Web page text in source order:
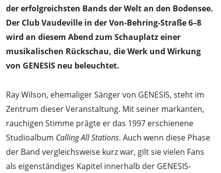
der erfolgreichsten Bands der Welt an den Bodensee.
Der Club Vaudeville in der Von-Behring-Straße 6–8
wird an diesem Abend zum Schauplatz einer
musikalischen Rückschau, die Werk und Wirkung
von GENESIS neu beleuchtet.
Ray Wilson, ehemaliger Sänger von GENESIS, steht im
Zentrum dieser Veranstaltung. Mit seiner markanten,
rauchigen Stimme prägte er das 1997 erschienene
Studioalbum Calling All Stations. Auch wenn diese Phase
der Band vergleichsweise kurz war, gilt sie vielen Fans
als eigenständiges Kapitel innerhalb der GENESIS-